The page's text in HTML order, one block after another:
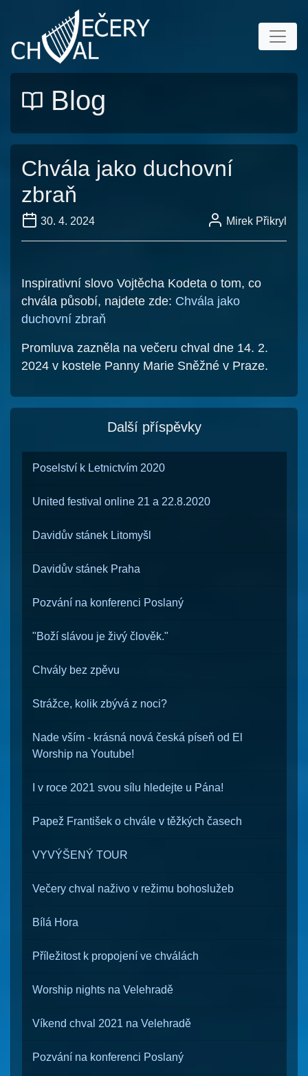
Blog
Chvála jako duchovní
zbraň
30. 4. 2024 Mirek Přikryl
Inspirativní slovo Vojtěcha Kodeta o tom, co
chvála působí, najdete zde: Chvála jako
duchovní zbraň
Promluva zazněla na večeru chval dne 14. 2.
2024 v kostele Panny Marie Sněžné v Praze.
Další příspěvky
Poselství k Letnictvím 2020
United festival online 21 a 22.8.2020
Davidův stánek Litomyšl
Davidův stánek Praha
Pozvání na konferenci Poslaný
"Boží slávou je živý člověk."
Chvály bez zpěvu
Strážce, kolik zbývá z noci?
Nade vším - krásná nová česká píseň od El
Worship na Youtube!
I v roce 2021 svou sílu hledejte u Pána!
Papež František o chvále v těžkých časech
VYVÝŠENÝ TOUR
Večery chval naživo v režimu bohoslužeb
Bílá Hora
Příležitost k propojení ve chválách
Worship nights na Velehradě
Víkend chval 2021 na Velehradě
Pozvání na konferenci Poslaný